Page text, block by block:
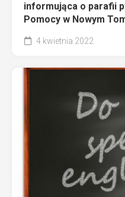
informująca o parafii
Pomocy w Nowym
4 kwietnia 2022